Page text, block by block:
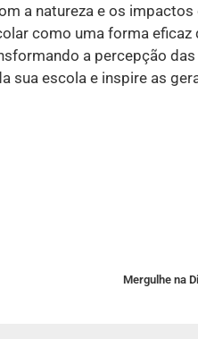
a natureza e os impactos
como uma forma eficaz
a percepção das
sua escola e inspire as
Mergulhe na